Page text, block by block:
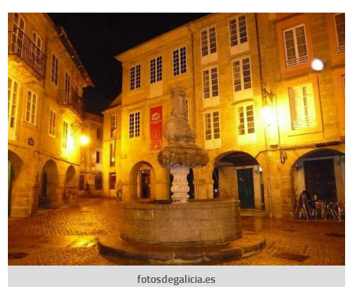
fotosdegalicia.es